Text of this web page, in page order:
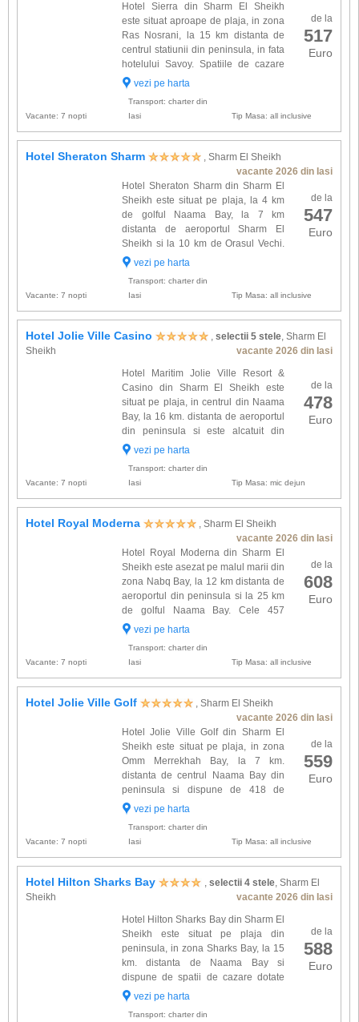
de la
517
Euro
Hotel Sierra din Sharm El Sheikh
este situat aproape de plaja, in zona
Ras Nosrani, la 15 km distanta de
centrul statiunii din peninsula, in fata
hotelului Savoy. Spatiile de cazare
sunt modern decorate si dotate cu:
minibar sunt c...
vezi pe harta
Vacante: 7 nopti
Transport: charter din
Iasi
Tip Masa: all inclusive
Hotel Sheraton Sharm
, Sharm El Sheikh
vacante 2026 din Iasi
de la
547
Euro
Hotel Sheraton Sharm din Sharm El
Sheikh este situat pe plaja, la 4 km
de golful Naama Bay, la 7 km
distanta de aeroportul Sharm El
Sheikh si la 10 km de Orasul Vechi.
Cele 285 camere sunt repartizate
proprie, uscator de par...
vezi pe harta
Vacante: 7 nopti
Transport: charter din
Iasi
Tip Masa: all inclusive
Hotel Jolie Ville Casino , selectii 5 stele, Sharm El
Sheikh
vacante 2026 din Iasi
de la
478
Euro
Hotel Maritim Jolie Ville Resort &
Casino din Sharm El Sheikh este
situat pe plaja, in centrul din Naama
Bay, la 16 km. distanta de aeroportul
din peninsula si este alcatuit din
cladirea principala (receptia) si un
Area, Palm A...
vezi pe harta
Vacante: 7 nopti
Transport: charter din
Iasi
Tip Masa: mic dejun
Hotel Royal Moderna
, Sharm El Sheikh
vacante 2026 din Iasi
de la
608
Euro
Hotel Royal Moderna din Sharm El
Sheikh este asezat pe malul marii din
zona Nabq Bay, la 12 km distanta de
aeroportul din peninsula si la 25 km
de golful Naama Bay. Cele 457
camere (~ 35 mp) sunt amplasate in
uscator de par...
vezi pe harta
Vacante: 7 nopti
Transport: charter din
Iasi
Tip Masa: all inclusive
Hotel Jolie Ville Golf
, Sharm El Sheikh
vacante 2026 din Iasi
de la
559
Euro
Hotel Jolie Ville Golf din Sharm El
Sheikh este situat pe plaja, in zona
Omm Merrekhah Bay, la 7 km.
distanta de centrul Naama Bay din
peninsula si dispune de 418 de
camere dotate cu: aer conditionat, TV
baie, telefon in came...
vezi pe harta
Vacante: 7 nopti
Transport: charter din
Iasi
Tip Masa: all inclusive
Hotel Hilton Sharks Bay , selectii 4 stele, Sharm El
Sheikh
vacante 2026 din Iasi
de la
588
Euro
Hotel Hilton Sharks Bay din Sharm El
Sheikh este situat pe plaja din
peninsula, in zona Sharks Bay, la 15
km. distanta de Naama Bay si
dispune de spatii de cazare dotate
cu: balcon, aer conditionat, telefon,
vezi pe harta
Transport: charter din